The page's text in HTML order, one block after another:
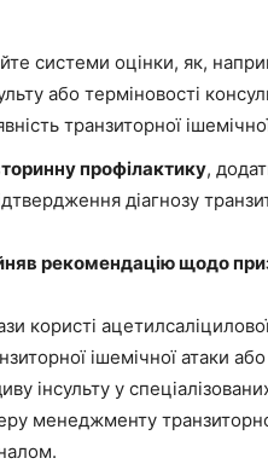
системи оцінки, як,
або терміновості
транзиторної
профілактику,
діагнозу
рекомендацію щодо
користі
ішемічної атаки
інсульту у
менеджменту